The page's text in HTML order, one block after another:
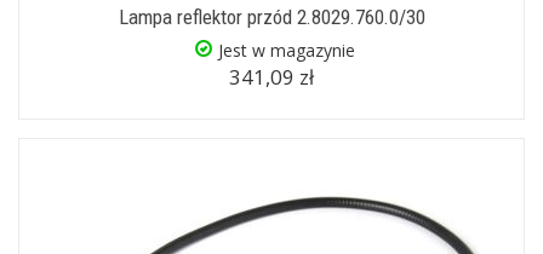
Lampa reflektor przód 2.8029.760.0/30
Jest w magazynie
341,09 zł